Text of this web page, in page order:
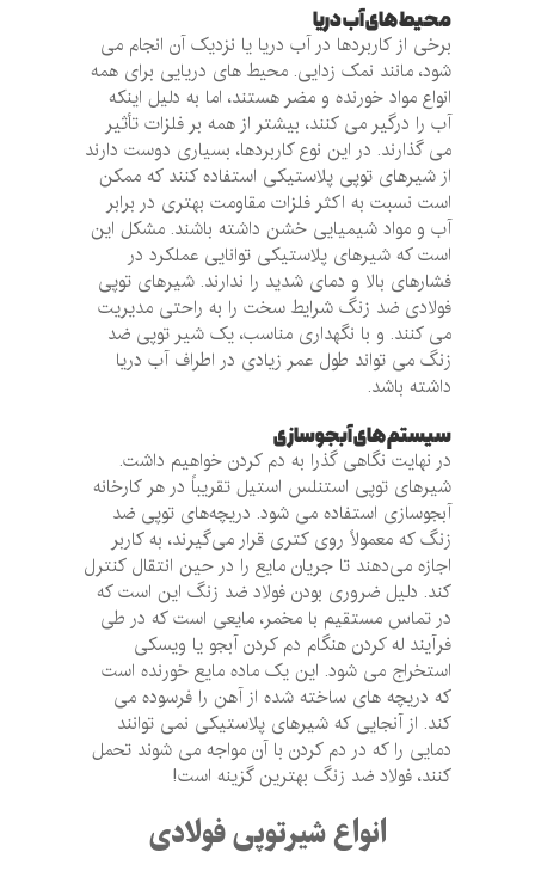
محیط های آب دریا
برخی از کاربردها در آب دریا یا نزدیک آن انجام می
شود، مانند نمک زدایی. محیط های دریایی برای همه
انواع مواد خورنده و مضر هستند، اما به دلیل اینکه
آب را درگیر می کنند، بیشتر از همه بر فلزات تأثیر
می گذارند. در این نوع کاربردها، بسیاری دوست دارند
از شیرهای توپی پلاستیکی استفاده کنند که ممکن
است نسبت به اکثر فلزات مقاومت بهتری در برابر
آب و مواد شیمیایی خشن داشته باشند. مشکل این
است که شیرهای پلاستیکی توانایی عملکرد در
فشارهای بالا و دمای شدید را ندارند. شیرهای توپی
فولادی ضد زنگ شرایط سخت را به راحتی مدیریت
می کنند. و با نگهداری مناسب، یک شیر توپی ضد
زنگ می تواند طول عمر زیادی در اطراف آب دریا
داشته باشد.
سیستم های آبجوسازی
در نهایت نگاهی گذرا به دم کردن خواهیم داشت.
شیرهای توپی استنلس استیل تقریباً در هر کارخانه
آبجوسازی استفاده می شود. دریچه‌های توپی ضد
زنگ که معمولاً روی کتری قرار می‌گیرند، به کاربر
اجازه می‌دهند تا جریان مایع را در حین انتقال کنترل
کند. دلیل ضروری بودن فولاد ضد زنگ این است که
در تماس مستقیم با مخمر، مایعی است که در طی
فرآیند له کردن هنگام دم کردن آبجو یا ویسکی
استخراج می شود. این یک ماده مایع خورنده است
که دریچه های ساخته شده از آهن را فرسوده می
کند. از آنجایی که شیرهای پلاستیکی نمی توانند
دمایی را که در دم کردن با آن مواجه می شوند تحمل
کنند، فولاد ضد زنگ بهترین گزینه است!
انواع شیرتوپی فولادی